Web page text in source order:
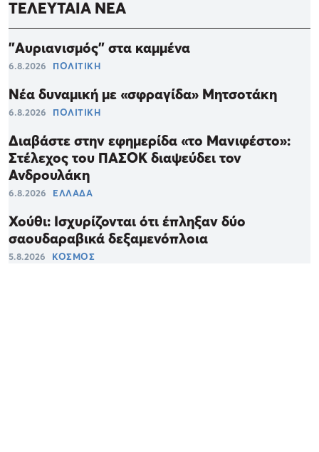
ΤΕΛΕΥΤΑΙΑ ΝΕΑ
"Αυριανισμός" στα καμμένα
6.8.2026 ΠΟΛΙΤΙΚΗ
Νέα δυναμική με «σφραγίδα» Μητσοτάκη
6.8.2026 ΠΟΛΙΤΙΚΗ
Διαβάστε στην εφημερίδα «το Μανιφέστο»:
Στέλεχος του ΠΑΣΟΚ διαψεύδει τον
Ανδρουλάκη
6.8.2026 ΕΛΛΑΔΑ
Χούθι: Ισχυρίζονται ότι έπληξαν δύο
σαουδαραβικά δεξαμενόπλοια
5.8.2026 ΚΟΣΜΟΣ